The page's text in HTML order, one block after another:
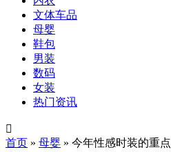
文体车品
母婴
鞋包
男装
数码
女装
热门资讯

首页 » 母婴 » 今年性感时装的重